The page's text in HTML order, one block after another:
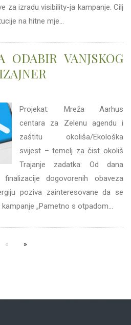
za izradu visibility-ja kampanje. Cilj
na hitne mje...
ODABIR VANJSKOG
Projekat: Mreža Aarhus
centara za Zelenu agendu i
zaštitu okoliša/Ekološka
svijest – temelj za čist okoliš
Trajanje zadatka: Od dana
dogovorenih obaveza
poziva zainteresovane da se
„Pametno s otpadom...